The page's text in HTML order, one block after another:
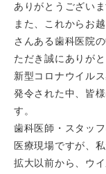
ありがとうございま
また、これからお
さんある歯科医院
ただき誠にありがと
新型コロナウイル
発令された中、皆
す。
歯科医師・スタッ
医療現場ですが、
拡大以前から、ウ